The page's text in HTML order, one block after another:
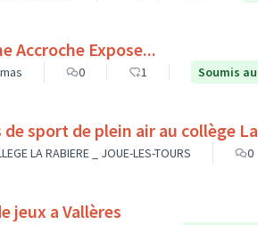
Affiche Accroche Expose...
0 1 Soumis
de sport de plein air au collège
LA RABIERE _ JOUE-LES-TOURS 0
jeux a Vallères